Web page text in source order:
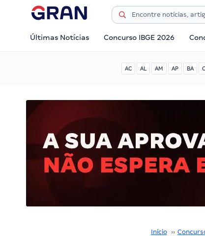
Últimas Notícias Concurso IBGE 2026
AC AL AM AP BA
Início ››